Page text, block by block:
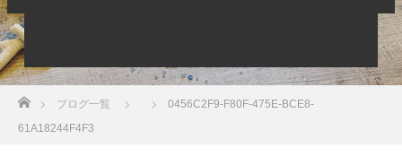
ブログ一覧
0456C2F9-F80F-475E-BCE8-
61A18244F4F3